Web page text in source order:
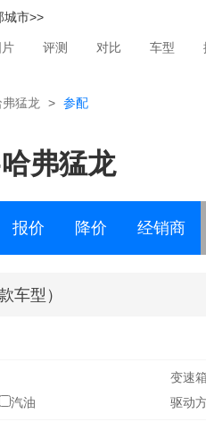
城市>>
片 评测 对比 车型
弗猛龙 > 参配
哈弗猛龙
报价 降价 经销商
车型）
变速
汽油 驱动